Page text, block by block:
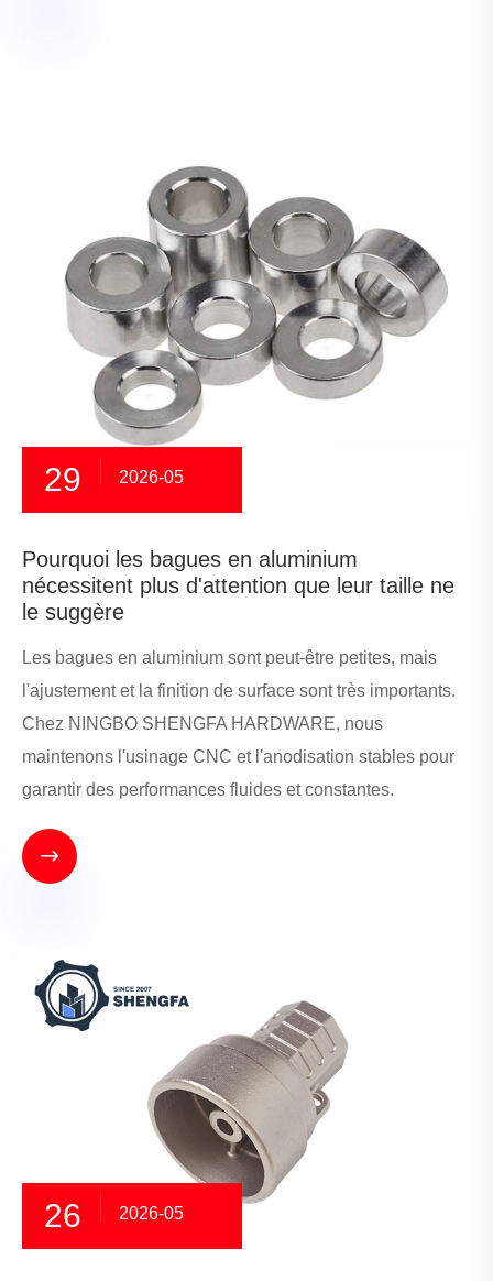
29 2026-05
Pourquoi les bagues en aluminium
nécessitent plus d'attention que leur taille ne
le suggère
Les bagues en aluminium sont peut-être petites, mais
l'ajustement et la finition de surface sont très importants.
Chez NINGBO SHENGFA HARDWARE, nous
maintenons l'usinage CNC et l'anodisation stables pour
garantir des performances fluides et constantes.

26 2026-05